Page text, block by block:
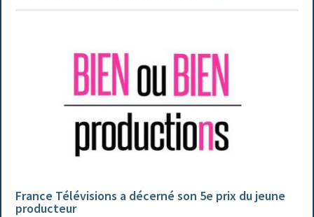
France Télévisions a décerné son 5e prix du jeune
producteur